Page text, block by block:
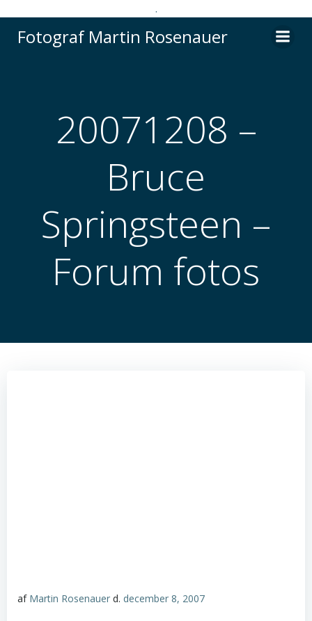
.
til
Fotograf Martin Rosenauer
20071208 –
Bruce
Springsteen –
Forum fotos
af Martin Rosenauer d. december 8, 2007